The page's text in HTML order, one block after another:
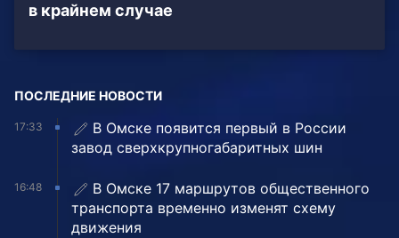
в крайнем случае
ПОСЛЕДНИЕ НОВОСТИ
17:33
В Омске появится первый в России
завод сверхкрупногабаритных шин
16:48
В Омске 17 маршрутов общественного
транспорта временно изменят схему
движения